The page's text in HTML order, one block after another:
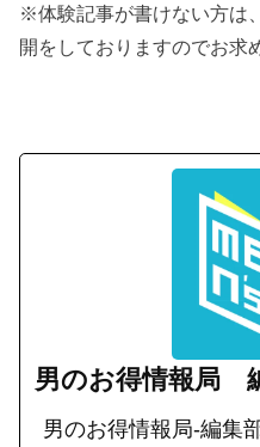
※体験記事が書けない方は
開をしておりますのでお求
男のお得情報局
男のお得情報局-編集